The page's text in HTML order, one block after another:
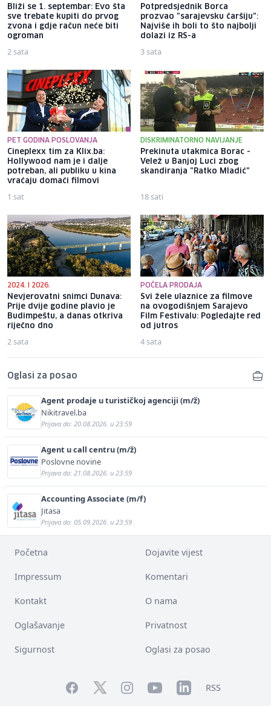
Bliži se 1. septembar: Evo šta
sve trebate kupiti do prvog
zvona i gdje račun neće biti
ogroman
2 sata
Potpredsjednik Borca
prozvao "sarajevsku čaršiju":
Najviše ih boli to što najbolji
dolazi iz RS-a
3 sata
PET GODINA POSLOVANJA
Cineplexx tim za Klix.ba:
Hollywood nam je i dalje
potreban, ali publiku u kina
vraćaju domaći filmovi
1 sat
DISKRIMINATORNO NAVIJANJE
Prekinuta utakmica Borac -
Velež u Banjoj Luci zbog
skandiranja "Ratko Mladić"
18 sati
2024. I 2026.
Nevjerovatni snimci Dunava:
Prije dvije godine plavio je
Budimpeštu, a danas otkriva
riječno dno
2 sata
POČELA PRODAJA
Svi žele ulaznice za filmove
na ovogodišnjem Sarajevo
Film Festivalu: Pogledajte red
od jutros
4 sata
Oglasi za posao
Agent prodaje u turističkoj agenciji (m/ž)
Nikitravel.ba
Prijava do: 20.08.2026. u 23:59
Agent u call centru (m/ž)
Poslovne novine
Prijava do: 21.08.2026. u 23:59
Accounting Associate (m/f)
Jitasa
Prijava do: 05.09.2026. u 23:59
Početna Dojavite vijest
Impressum Komentari
Kontakt O nama
Oglašavanje Privatnost
Sigurnost Oglasi za posao
FacebookTwitterInstagramYouTubeLinkedInRSS